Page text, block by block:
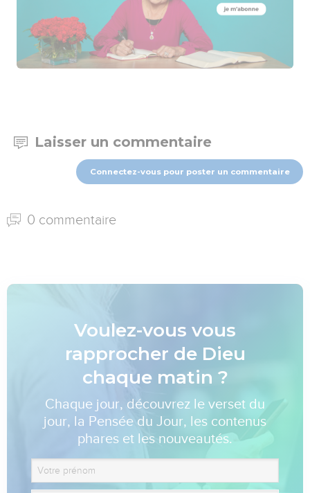
Laisser un commentaire
Connectez-vous pour poster un commentaire
0 commentaire
Voulez-vous vous
rapprocher de Dieu
chaque matin ?
Chaque jour, découvrez le verset du
jour, la Pensée du Jour, les contenus
phares et les nouveautés.